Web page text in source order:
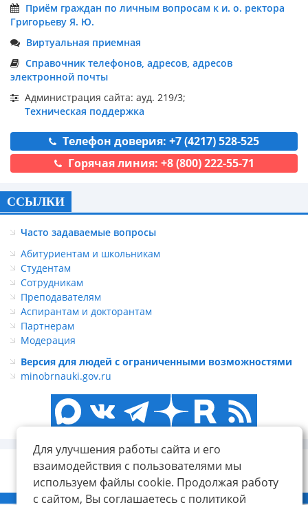
Для улучшения работы сайта и его
взаимодействия с пользователями мы
используем файлы cookie. Продолжая работу
с сайтом, Вы соглашаетесь с политикой
Приём граждан по личным вопросам к и. о. ректора
Григорьеву Я. Ю.
Виртуальная приемная
Справочник телефонов, адресов, адресов
электронной почты
Администрация сайта: ауд. 219/3;
Техническая поддержка
Телефон доверия: +7 (4217) 528-525
Горячая линия: +8 (800) 222-55-71
ССЫЛКИ
Часто задаваемые вопросы
Абитуриентам и школьникам
Студентам
Сотрудникам
Преподавателям
Аспирантам и докторантам
Партнерам
Модерация
Версия для людей с ограниченными возможностями
minobrnauki.gov.ru
© ФГБОУ ВО «КнАГУ», 2014-2026